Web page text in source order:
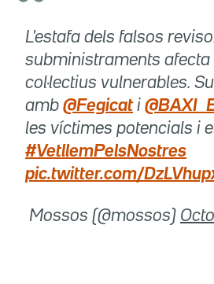
L'estafa dels falsos
subministraments afecta
col·lectius vulnerables.
amb @Fegicati
les víctimes potencials i el
#VetllemPelsNostres
pic.twitter.com/
 Mossos (@mossos)